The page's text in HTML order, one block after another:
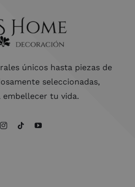
únicos hasta piezas de
seleccionadas,
embellecer tu vida.